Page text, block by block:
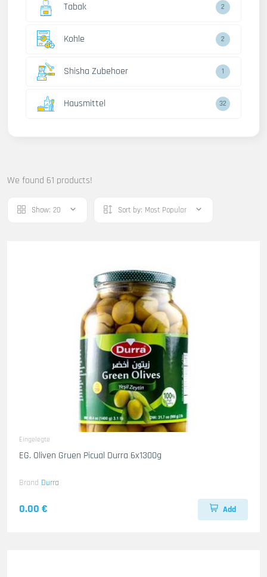
Tabak 2
Kohle 2
Shisha Zubehoer 1
Hausmittel 32
We found 61 products!
Show: 20 Sort by: Most Popular
Eingelegte
EG. Oliven Gruen Picual Durra 6x1300g
Brand Durra
0.00 € Add